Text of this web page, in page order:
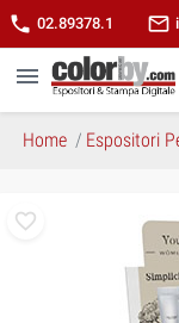
phone 02.89378.1 mail_outline
menu
Home Espositori